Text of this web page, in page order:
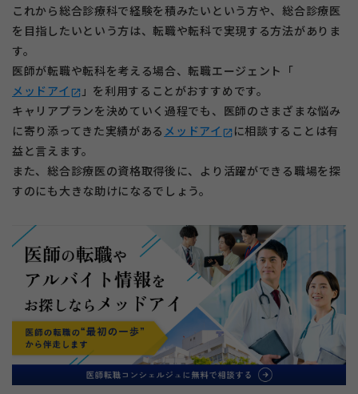
これから総合診療科で経験を積みたいという方や、総合診療医
を目指したいという方は、転職や転科で実現する方法がありま
す。
医師が転職や転科を考える場合、転職エージェント「
メッドアイ open_in_new 」を利用することがおすすめです。
キャリアプランを決めていく過程でも、医師のさまざまな悩み
に寄り添ってきた実績がある メッドアイ open_in_new に相談することは有
益と言えます。
また、総合診療医の資格取得後に、より活躍ができる職場を探
すのにも大きな助けになるでしょう。